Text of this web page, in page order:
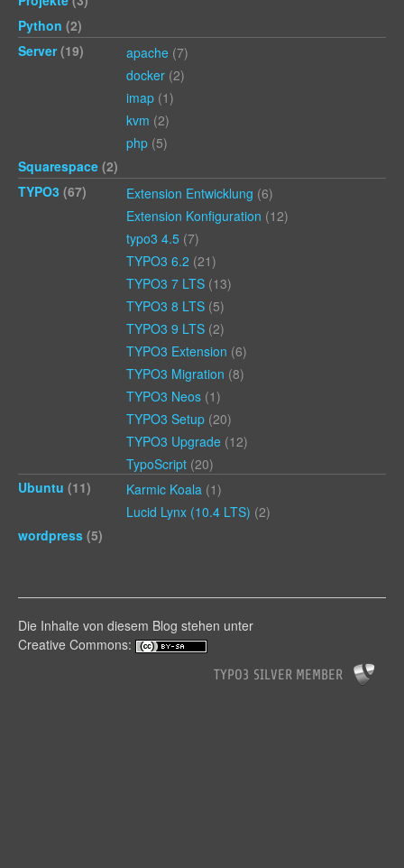
Python (2)
Server(19) apache (7)
docker (2)
imap (1)
kvm (2)
php (5)
Squarespace (2)
TYPO3 (67) Extension Entwicklung (6)
Extension Konfiguration (12)
typo3 4.5 (7)
TYPO3 6.2 (21)
TYPO3 7 LTS (13)
TYPO3 8 LTS (5)
TYPO3 9 LTS (2)
TYPO3 Extension (6)
TYPO3 Migration (8)
TYPO3 Neos (1)
TYPO3 Setup (20)
TYPO3 Upgrade (12)
TypoScript (20)
Ubuntu (11) Karmic Koala (1)
Lucid Lynx (10.4 LTS) (2)
wordpress (5)
Die Inhalte von diesem Blog stehen unter
Creative Commons: